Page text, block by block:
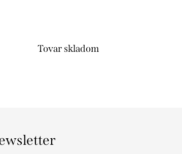
Tovar skladom